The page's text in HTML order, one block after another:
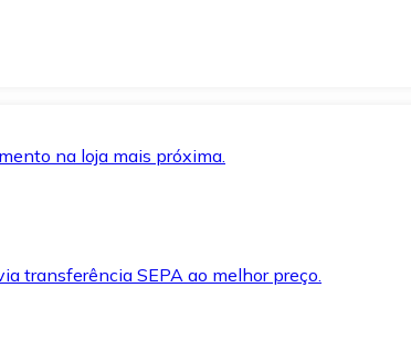
na loja mais próxima.
transferência SEPA ao melhor preço.